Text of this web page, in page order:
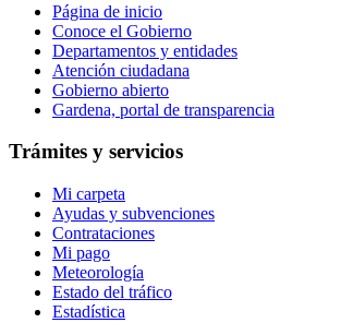
Página de inicio
Conoce el Gobierno
Departamentos y entidades
Atención ciudadana
Gobierno abierto
Gardena, portal de transparencia
Trámites y servicios
Mi carpeta
Ayudas y subvenciones
Contrataciones
Mi pago
Meteorología
Estado del tráfico
Estadística